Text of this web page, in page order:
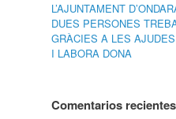
L’AJUNTAMENT
DUES PERSONES
GRÀCIES A LES
I LABORA DONA
Comentarios recientes